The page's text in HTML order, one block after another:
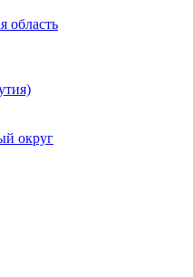
область
округ